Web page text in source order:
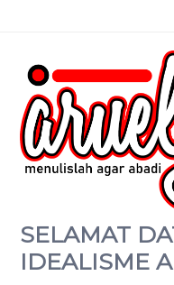
SELAMAT
IDEALISME